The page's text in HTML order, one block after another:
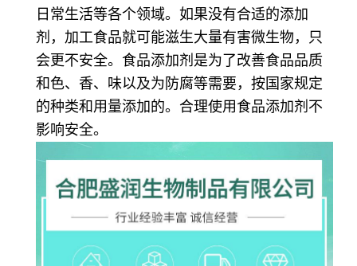
日常生活等各个领域。如果没有合适的添加
剂，加工食品就可能滋生大量有害微生物，只
会更不安全。食品添加剂是为了改善食品品质
和色、香、味以及为防腐等需要，按国家规定
的种类和用量添加的。合理使用食品添加剂不
影响安全。